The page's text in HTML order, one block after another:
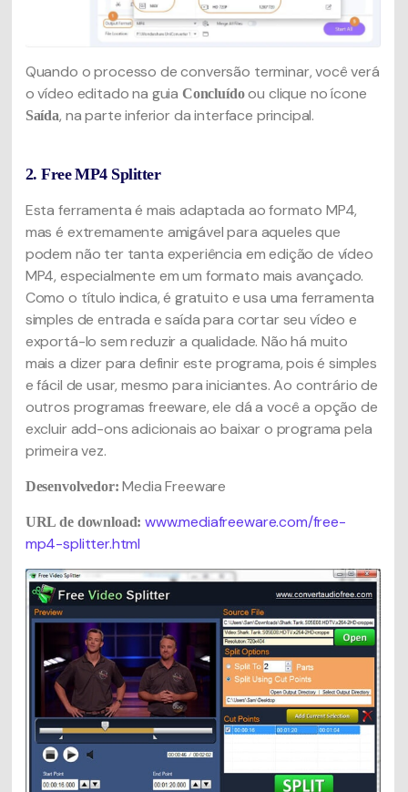
Quando o processo de conversão terminar, você verá
o vídeo editado na guia Concluídoou clique no ícone
Saída, na parte inferior da interface principal.
2. Free MP4 Splitter
Esta ferramenta é mais adaptada ao formato MP4,
mas é extremamente amigável para aqueles que
podem não ter tanta experiência em edição de vídeo
MP4, especialmente em um formato mais avançado.
Como o título indica, é gratuito e usa uma ferramenta
simples de entrada e saída para cortar seu vídeo e
exportá-lo sem reduzir a qualidade. Não há muito
mais a dizer para definir este programa, pois é simples
e fácil de usar, mesmo para iniciantes. Ao contrário de
outros programas freeware, ele dá a você a opção de
excluir add-ons adicionais ao baixar o programa pela
primeira vez.
Desenvolvedor: Media Freeware
URL de download: www.mediafreeware.com/free-
mp4-splitter.html